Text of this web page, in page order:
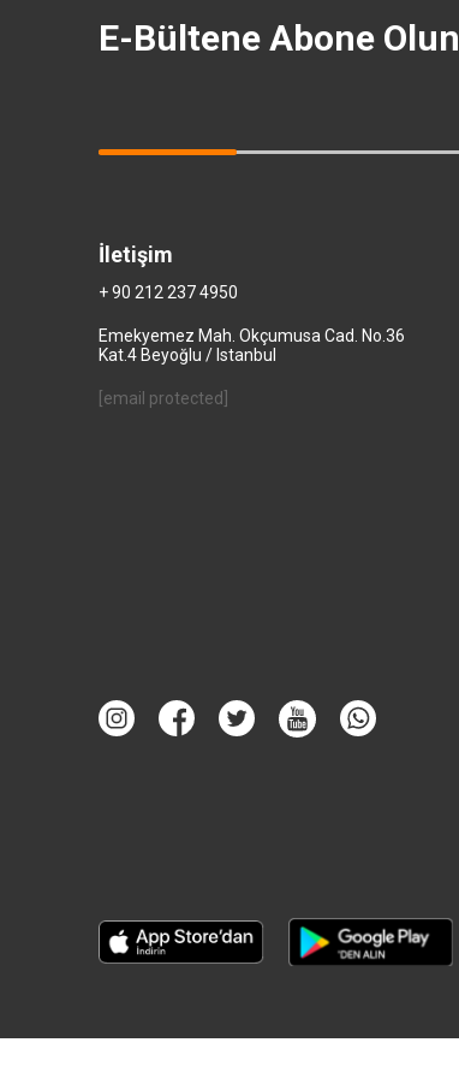
E-Bültene Abone Olun
İletişim
+ 90 212 237 4950
Emekyemez Mah. Okçumusa Cad. No.36
Kat.4 Beyoğlu / Istanbul
[email protected]